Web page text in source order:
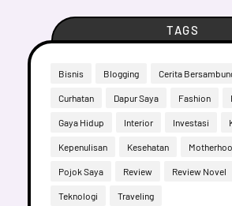
TAGS
Bisnis Blogging Cerita
Curhatan Dapur Saya Fashion
Gaya Hidup Interior Investasi
Kepenulisan Kesehatan
Pojok Saya Review Review Novel
Teknologi Traveling